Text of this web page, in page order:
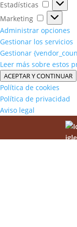
Estadísticas
Marketing
Marketing
Administrar opciones
Gestionar los servicios
Gestionar
Leer más sobre estos
ACEPTAR Y CONTINUAR
Política de cookies
Política de privacidad
Aviso legal